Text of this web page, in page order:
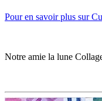
Pour en savoir plus sur
Notre amie la lune